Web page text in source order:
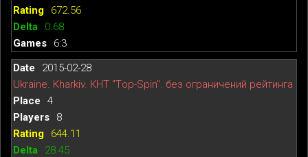
672.56
0.68
6:3
2015-02-28
Ukraine. Kharkiv. КНТ "Тop-Spin". без ограничений рейтинга
4
8
644.11
28.45